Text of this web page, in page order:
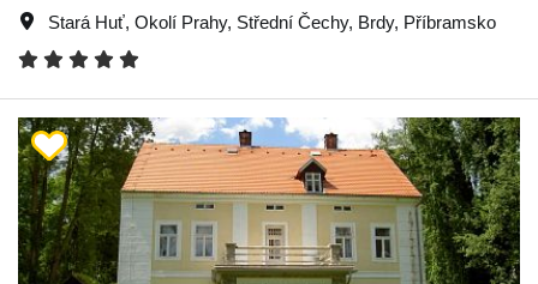
Stará Huť, Okolí Prahy, Střední Čechy, Brdy, Příbramsko